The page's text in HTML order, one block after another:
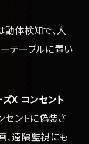
動体検知で、人
テーブルに置い
X コンセント
セントに偽装さ
、遠隔監視にも